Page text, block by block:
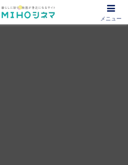
たの映画図書館『MIHOシネマ』
メニュー